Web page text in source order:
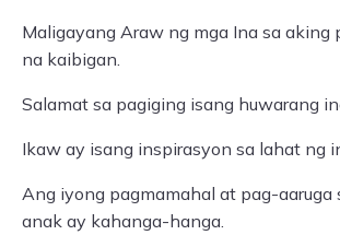
Maligayang Araw ng mga Ina sa aking
na kaibigan.
Salamat sa pagiging isang huwarang
Ikaw ay isang inspirasyon sa lahat ng
Ang iyong pagmamahal at pag-aaruga
anak ay kahanga-hanga.